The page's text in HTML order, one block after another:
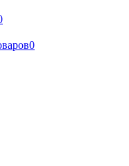
0